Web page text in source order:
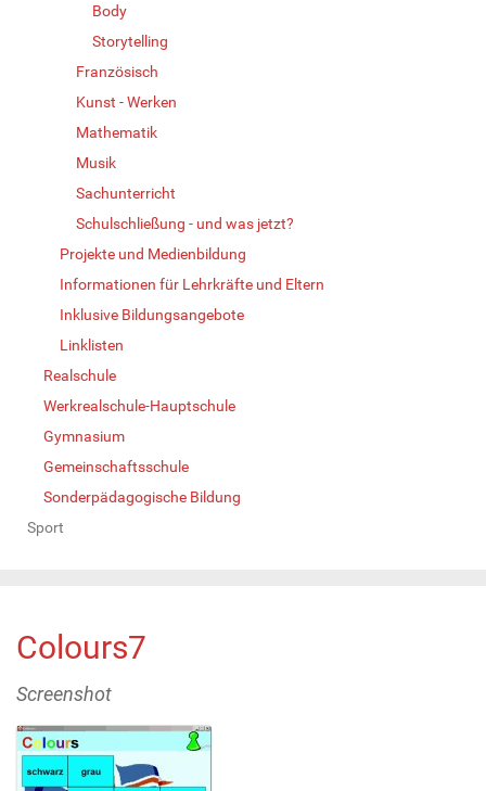
Body
Storytelling
Französisch
Kunst - Werken
Mathematik
Musik
Sachunterricht
Schulschließung - und was jetzt?
Projekte und Medienbildung
Informationen für Lehrkräfte und Eltern
Inklusive Bildungsangebote
Linklisten
Realschule
Werkrealschule-Hauptschule
Gymnasium
Gemeinschaftsschule
Sonderpädagogische Bildung
Sport
Colours7
Screenshot